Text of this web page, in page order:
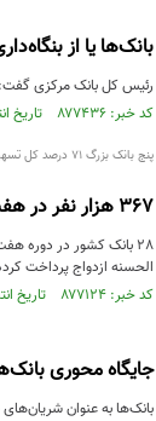
بانک‌ها یا از
رئیس کل بانک مرکزی گفت:
کد خبر: ۸۷۷۴۳۶ تاریخ انتشار : ۱۴۰۴/۰۹/۰۲
پنج بانک بزرگ 71 درصد کل تسهیلات ازدواج را پرداخت کردند
367 هزار نفر در هفت ماه نخست 123 همت تسهیلات ازدواج گرفتند
الحسنه ازدواج پرداخت کرده اند و در حال حاضر
کد خبر: ۸۷۷۱۲۴ تاریخ انتشار : ۱۴۰۴/۰۸/۲۴
جایگاه محوری
بانک‌ها به عنوان